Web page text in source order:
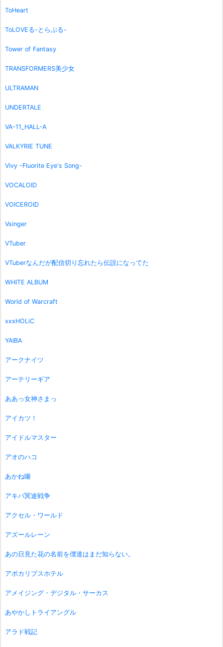
ToHeart
ToLOVEる-とらぶる-
Tower of Fantasy
TRANSFORMERS美少女
ULTRAMAN
UNDERTALE
VA-11_HALL-A
VALKYRIE TUNE
Vivy -Fluorite Eye's Song-
VOCALOID
VOICEROID
Vsinger
VTuber
VTuberなんだが配信切り忘れたら伝説になってた
WHITE ALBUM
World of Warcraft
xxxHOLiC
YAIBA
アークナイツ
アーテリーギア
ああっ女神さまっ
アイカツ！
アイドルマスター
アオのハコ
あかね噺
アキバ冥途戦争
アクセル・ワールド
アズールレーン
あの日見た花の名前を僕達はまだ知らない。
アポカリプスホテル
アメイジング・デジタル・サーカス
あやかしトライアングル
アラド戦記